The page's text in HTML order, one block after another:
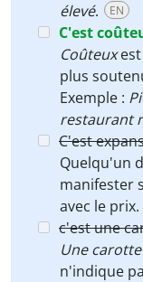
élevé. EN
C'est
Coûteuxest
plus
Exemple :
restaurant
C'est
Quelqu'un
manifester
avec le prix.
c'est une
Une carotte
n'indique